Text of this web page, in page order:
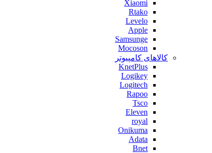
Xiaomi
Rtako
Levelo
Apple
Samsunge
Mocoson
کالاهای کامپیوتر
KnetPlus
Logikey
Logitech
Rapoo
Tsco
Eleven
royal
Onikuma
Adata
Bnet